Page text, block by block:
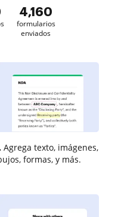
4,160
formularios
enviados
Agrega texto, imágenes,
formas, y más.